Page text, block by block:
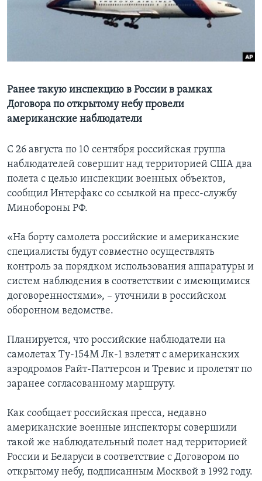
Языки
Ранее такую инспекцию в России в рамках
Договора по открытому небу провели
американские наблюдатели
С 26 августа по 10 сентября российская группа
наблюдателей совершит над территорией США два
полета с целью инспекции военных объектов,
сообщил Интерфакс со ссылкой на пресс-службу
Минобороны РФ.
«На борту самолета российские и американские
специалисты будут совместно осуществлять
контроль за порядком использования аппаратуры и
систем наблюдения в соответствии с имеющимися
договоренностями», – уточнили в российском
оборонном ведомстве.
Планируется, что российские наблюдатели на
самолетах Ту-154М Лк-1 взлетят с американских
аэродромов Райт-Паттерсон и Тревис и пролетят по
заранее согласованному маршруту.
Как сообщает российская пресса, недавно
американские военные инспекторы совершили
такой же наблюдательный полет над территорией
России и Беларуси в соответствие с Договором по
открытому небу, подписанным Москвой в 1992 году.